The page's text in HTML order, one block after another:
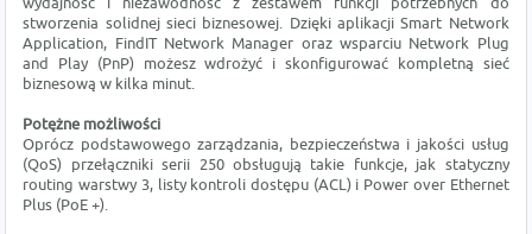
stworzenia solidnej sieci biznesowej. Dzięki aplikacji Smart Network
Application, FindIT Network Manager oraz wsparciu Network Plug
and Play (PnP) możesz wdrożyć i skonfigurować kompletną sieć
biznesową w kilka minut.
Potężne możliwości
Oprócz podstawowego zarządzania, bezpieczeństwa i jakości usług
(QoS) przełączniki serii 250 obsługują takie funkcje, jak statyczny
routing warstwy 3, listy kontroli dostępu (ACL) i Power over Ethernet
Plus (PoE +).